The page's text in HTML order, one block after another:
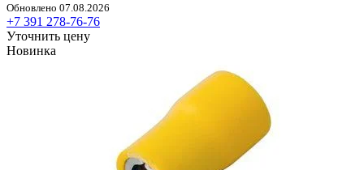
Обновлено 07.08.2026
+7 391 278-76-76
Уточнить цену
Новинка